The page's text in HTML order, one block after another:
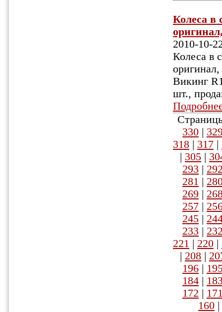
Колеса в
2010-10-
Колеса в
Викинг
шт.,
330 |
318 | 317 |
| 305 |
293 |
281 |
269 |
257 |
245 |
233 |
221 | 220 |
| 208 |
196 |
184 |
172 |
160 |